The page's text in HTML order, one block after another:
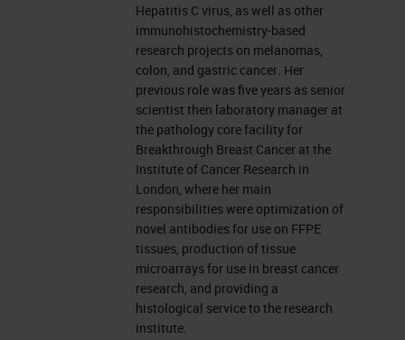
Hepatitis C virus, as well as other
immunohistochemistry-based
research projects on melanomas,
colon, and gastric cancer. Her
previous role was five years as senior
scientist then laboratory manager at
the pathology core facility for
Breakthrough Breast Cancer at the
Institute of Cancer Research in
London, where her main
responsibilities were optimization of
novel antibodies for use on FFPE
tissues, production of tissue
microarrays for use in breast cancer
research, and providing a
histological service to the research
institute.